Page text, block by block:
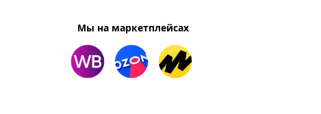
Мы на маркетплейсах